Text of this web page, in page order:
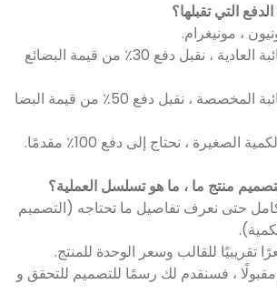
، مونيغرام.
بالنسبة للبضائع السائبة العادية ، نقبل دفع 30٪ من قيمة البضائع
بالنسبة للبضائع السائبة المخصصة ، نقبل دفع 50٪ من قيمة البضا
الصغيرة ، نحتاج إلى دفع 100٪ مقدمًا.
حتى نعرف تفاصيل ما تحتاجه (التصميم
تقريبيًا للقالب وسعر الوحدة للمنتج.
مقبولًا ، فسنقدم لك رسمًا للتصميم للتحقق و